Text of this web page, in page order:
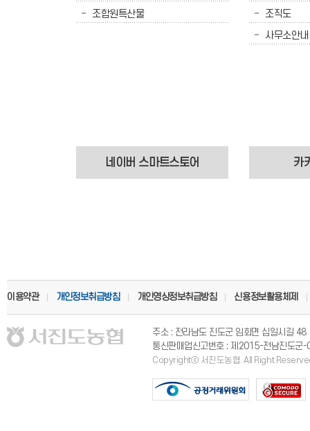
조합원특산물
조직도
사무소안내
네이버 스마트스토어 카
이용약관 개인정보취급방침 개인영상정보취급방침 신용정보활용체제
주소 : 전라남도 진도군 임회면 십일시길 48
통신판매업신고번호 : 제2015-전남진도군
Copyrightⓒ 서진도농협. All Right